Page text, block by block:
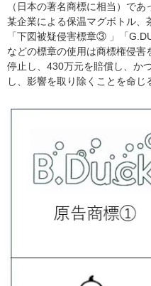
（日本の著名商標に相当）で
某企業による保温マグボトル、
「下図被疑侵害標章③ 」「
などの標章の使用は商標権侵
停止し、430万元を賠償し、か
し、影響を取り除くことを命じ